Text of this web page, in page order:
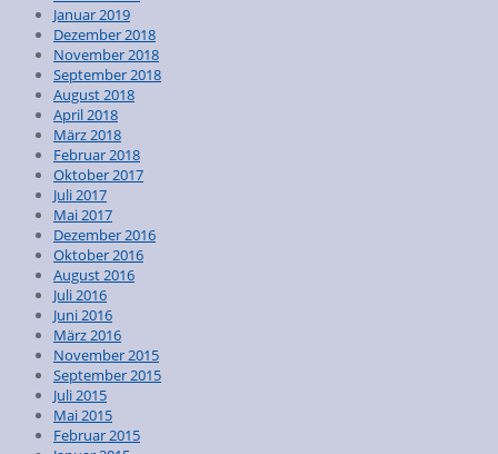
Januar 2019
Dezember 2018
November 2018
September 2018
August 2018
April 2018
März 2018
Februar 2018
Oktober 2017
Juli 2017
Mai 2017
Dezember 2016
Oktober 2016
August 2016
Juli 2016
Juni 2016
März 2016
November 2015
September 2015
Juli 2015
Mai 2015
Februar 2015